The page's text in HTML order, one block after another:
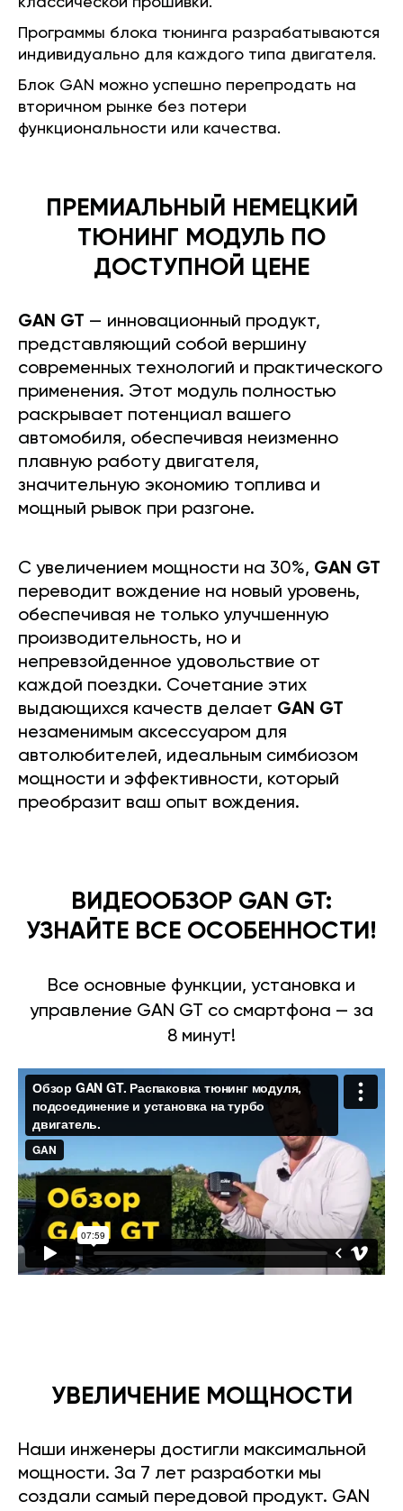
Программы блока тюнинга разрабатываются
индивидуально для каждого типа двигателя.
Блок GAN можно успешно перепродать на
вторичном рынке без потери
функциональности или качества.
ПРЕМИАЛЬНЫЙ НЕМЕЦКИЙ
ТЮНИНГ МОДУЛЬ ПО
ДОСТУПНОЙ ЦЕНЕ
GAN GT — инновационный продукт,
представляющий собой вершину
современных технологий и практического
применения. Этот модуль полностью
раскрывает потенциал вашего
автомобиля, обеспечивая неизменно
плавную работу двигателя,
значительную экономию топлива и
мощный рывок при разгоне.
С увеличением мощности на 30%, GAN GT
переводит вождение на новый уровень,
обеспечивая не только улучшенную
производительность, но и
непревзойденное удовольствие от
каждой поездки. Сочетание этих
выдающихся качеств делает GAN GT
незаменимым аксессуаром для
автолюбителей, идеальным симбиозом
мощности и эффективности, который
преобразит ваш опыт вождения.
ВИДЕООБЗОР GAN GT:
УЗНАЙТЕ ВСЕ ОСОБЕННОСТИ!
Все основные функции, установка и
управление GAN GT со смартфона — за
8 минут!
УВЕЛИЧЕНИЕ МОЩНОСТИ
Наши инженеры достигли максимальной
мощности. За 7 лет разработки мы
создали самый передовой продукт. GAN